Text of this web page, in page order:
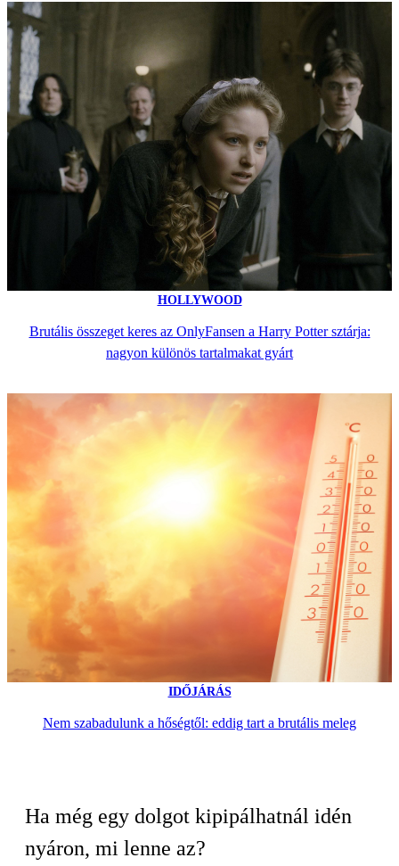
HOLLYWOOD
Brutális összeget keres az OnlyFansen a Harry Potter sztárja:
nagyon különös tartalmakat gyárt
IDŐJÁRÁS
Nem szabadulunk a hőségtől: eddig tart a brutális meleg
Ha még egy dolgot kipipálhatnál idén
nyáron, mi lenne az?